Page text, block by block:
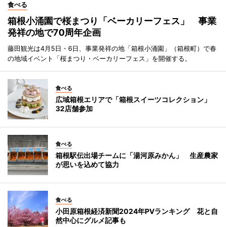
食べる
箱根小涌園で桜まつり「ベーカリーフェス」 事業
発祥の地で70周年企画
藤田観光は4月5日・6日、事業発祥の地「箱根小涌園」（箱根町）で春
の地域イベント「桜まつり・ベーカリーフェス」を開催する。
食べる
広域箱根エリアで「箱根スイーツコレクション」
32店舗参加
食べる
箱根駅伝出場チームに「湯河原みかん」 生産農家
が思いを込めて協力
食べる
小田原箱根経済新聞2024年PVランキング 花と自
然中心にグルメ記事も